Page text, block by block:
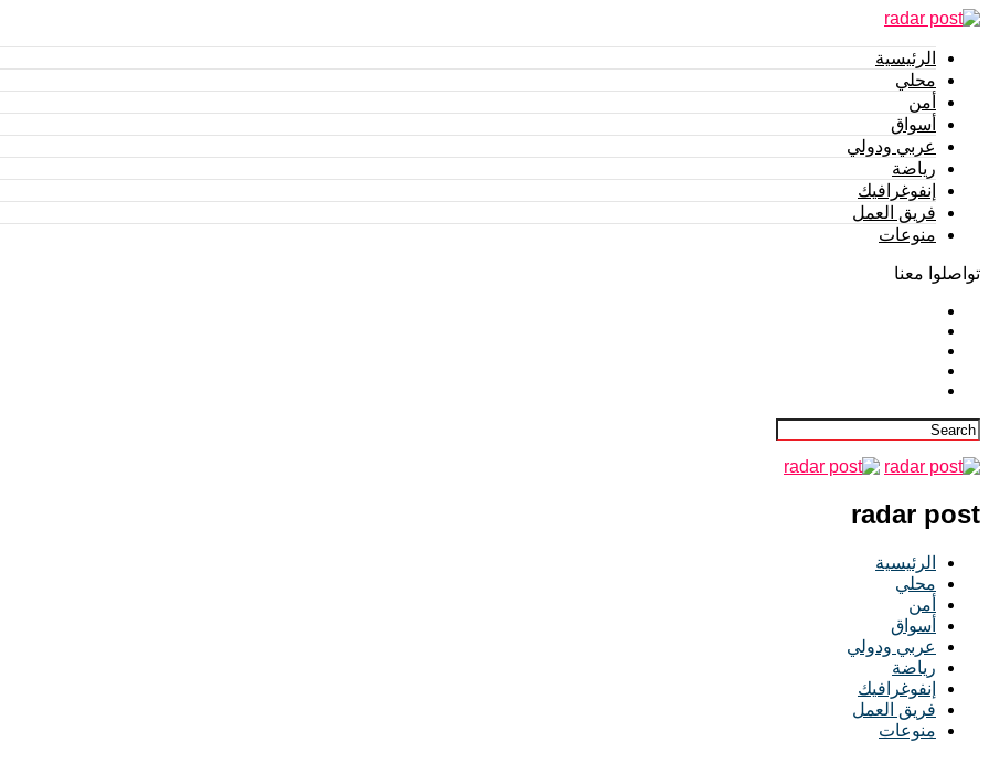
الرئيسية
محلي
أمن
أسواق
عربي ودولي
رياضة
إنفوغرافيك
فريق العمل
منوعات
تواصلوا معنا
radar post
الرئيسية
محلي
أمن
أسواق
عربي ودولي
رياضة
إنفوغرافيك
فريق العمل
منوعات